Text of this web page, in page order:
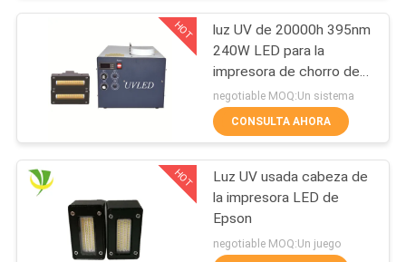
EN
CONTACTO
CON
PIDA
LED que cura el
sistema
Refrigerador del
baño de hielo
38
HOT
luz UV de 20000h 395nm
240W LED para la
impresora de chorro de
tinta Machine
negotiable MOQ:Un sistema
CONSULTA AHORA
HOT
Luz UV usada cabeza de
la impresora LED de
Epson
negotiable MOQ:Un juego